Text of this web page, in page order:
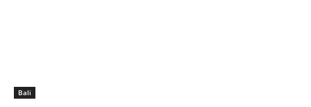
Bali